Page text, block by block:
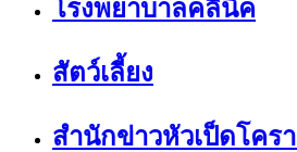
โรงพยาบาลคลีนิค
สัตว์เลี้ยง
สำนักข่าวหัวเป็ดโคร